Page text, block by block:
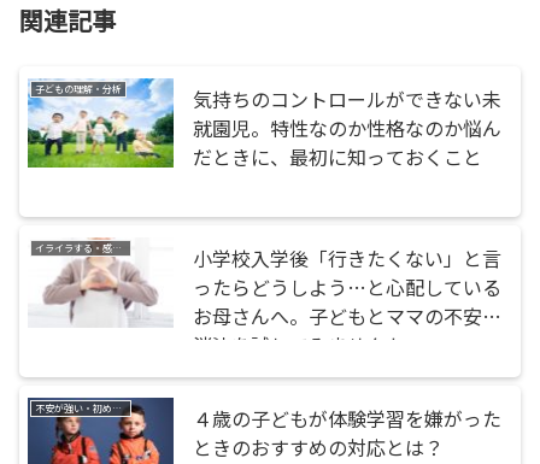
関連記事
子どもの理解・分析
気持ちのコントロールができない未
就園児。特性なのか性格なのか悩ん
だときに、最初に知っておくこと
イライラする・感情コントロール
小学校入学後「行きたくない」と言
ったらどうしよう…と心配している
お母さんへ。子どもとママの不安解
消法を試してみませんか
不安が強い・初めてのことが苦手
４歳の子どもが体験学習を嫌がった
ときのおすすめの対応とは？